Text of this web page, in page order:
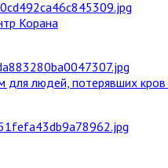
Корана
людей, потерявших кров